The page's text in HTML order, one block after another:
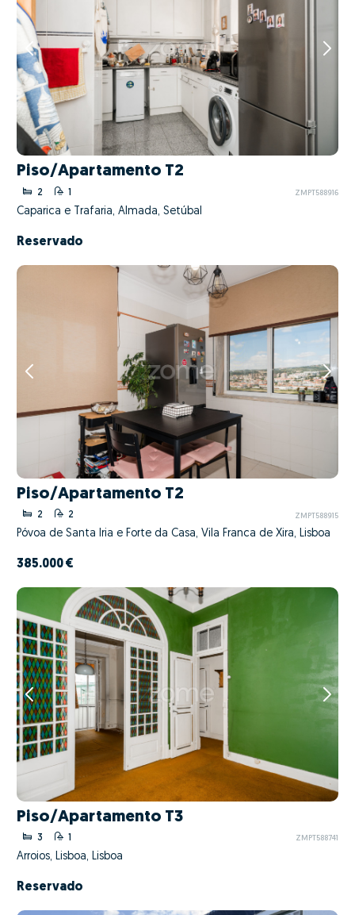
Piso/Apartamento T2
2 1 ZMPT588916
Caparica e Trafaria, Almada, Setúbal
Reservado
Piso/Apartamento T2
2 2 ZMPT588915
Póvoa de Santa Iria e Forte da Casa, Vila Franca de Xira, Lisboa
385.000 €
Piso/Apartamento T3
3 1 ZMPT588741
Arroios, Lisboa, Lisboa
Reservado